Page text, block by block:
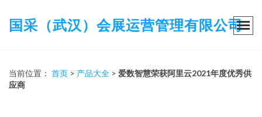
国采（武汉）会展运营管理有限公司
当前位置： 首页 > 产品大全 > 爱数智慧荣获阿里云2021年度优秀供
应商